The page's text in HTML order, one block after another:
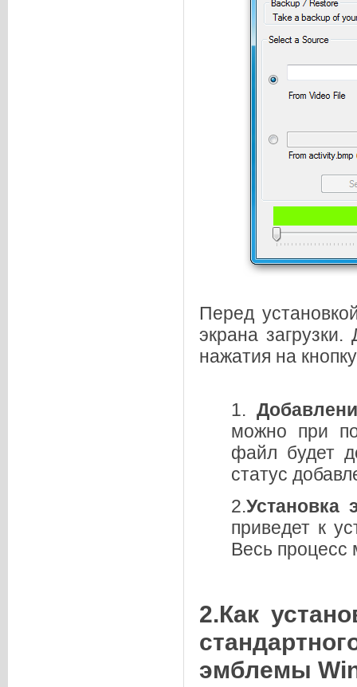
Перед
экрана
нажатия на
1.
можно при
файл будет
статус
2.Установка
приведет к
Весь процесс
2.Как
эмблемы